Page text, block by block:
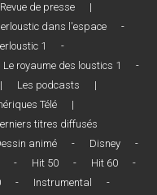
Revue de presse
|
dans l'espace
-
1
-
Le royaume des loustics 1
-
| Les podcasts
|
Télé
|
titres diffusés
animé - Disney
-
- Hit 50 - Hit 60
-
- Instrumental
-